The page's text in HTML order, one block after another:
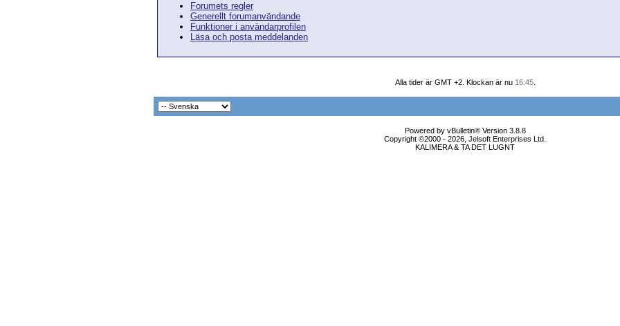
Forumets regler
Generellt forumanvändande
Funktioner i användarprofilen
Läsa och posta meddelanden
Alla tider är GMT +2. Klockan är nu 16:45.
Powered by vBulletin® Version 3.8.8
Copyright ©2000 - 2026, Jelsoft Enterprises Ltd.
KALIMERA & TA DET LUGNT